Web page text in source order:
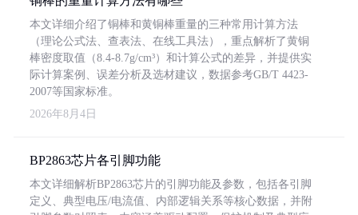
本文详细介绍了铜棒和黄铜棒重量的三种常用计算方法
（理论公式法、查表法、在线工具法），重点解析了黄铜
棒密度取值（8.4-8.7g/cm³）和计算公式的差异，并提供实
际计算案例、误差分析及选材建议，数据参考GB/T 4423-
2007等国家标准。
2026年8月4日
BP2863芯片各引脚功能
本文详细解析BP2863芯片的引脚功能及参数，包括各引脚
定义、典型电压/电流值、内部逻辑关系等核心数据，并附